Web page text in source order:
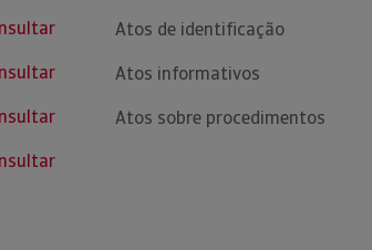
Atos de identificação
Atos informativos
Atos sobre procedimentos